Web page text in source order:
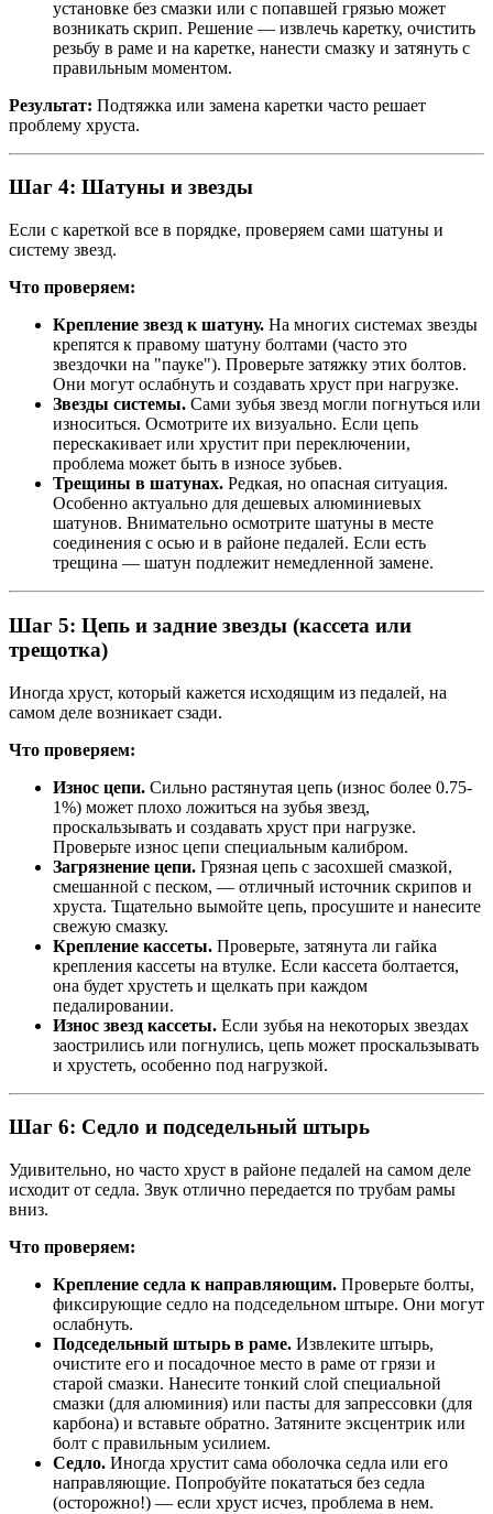
установке без смазки или с попавшей грязью может
возникать скрип. Решение — извлечь каретку, очистить
резьбу в раме и на каретке, нанести смазку и затянуть с
правильным моментом.
Результат: Подтяжка или замена каретки часто решает
проблему хруста.
Шаг 4: Шатуны и звезды
Если с кареткой все в порядке, проверяем сами шатуны и
систему звезд.
Что проверяем:
Крепление звезд к шатуну. На многих системах звезды
крепятся к правому шатуну болтами (часто это
звездочки на "пауке"). Проверьте затяжку этих болтов.
Они могут ослабнуть и создавать хруст при нагрузке.
Звезды системы. Сами зубья звезд могли погнуться или
износиться. Осмотрите их визуально. Если цепь
перескакивает или хрустит при переключении,
проблема может быть в износе зубьев.
Трещины в шатунах. Редкая, но опасная ситуация.
Особенно актуально для дешевых алюминиевых
шатунов. Внимательно осмотрите шатуны в месте
соединения с осью и в районе педалей. Если есть
трещина — шатун подлежит немедленной замене.
Шаг 5: Цепь и задние звезды (кассета или
трещотка)
Иногда хруст, который кажется исходящим из педалей, на
самом деле возникает сзади.
Что проверяем:
Износ цепи. Сильно растянутая цепь (износ более 0.75-
1%) может плохо ложиться на зубья звезд,
проскальзывать и создавать хруст при нагрузке.
Проверьте износ цепи специальным калибром.
Загрязнение цепи. Грязная цепь с засохшей смазкой,
смешанной с песком, — отличный источник скрипов и
хруста. Тщательно вымойте цепь, просушите и нанесите
свежую смазку.
Крепление кассеты. Проверьте, затянута ли гайка
крепления кассеты на втулке. Если кассета болтается,
она будет хрустеть и щелкать при каждом
педалировании.
Износ звезд кассеты. Если зубья на некоторых звездах
заострились или погнулись, цепь может проскальзывать
и хрустеть, особенно под нагрузкой.
Шаг 6: Седло и подседельный штырь
Удивительно, но часто хруст в районе педалей на самом деле
исходит от седла. Звук отлично передается по трубам рамы
вниз.
Что проверяем:
Крепление седла к направляющим. Проверьте болты,
фиксирующие седло на подседельном штыре. Они могут
ослабнуть.
Подседельный штырь в раме. Извлеките штырь,
очистите его и посадочное место в раме от грязи и
старой смазки. Нанесите тонкий слой специальной
смазки (для алюминия) или пасты для запрессовки (для
карбона) и вставьте обратно. Затяните эксцентрик или
болт с правильным усилием.
Седло. Иногда хрустит сама оболочка седла или его
направляющие. Попробуйте покататься без седла
(осторожно!) — если хруст исчез, проблема в нем.